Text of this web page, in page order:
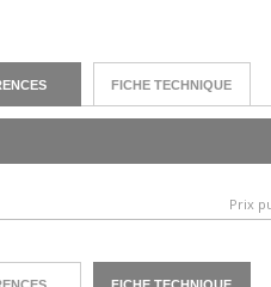
FICHE TECHNIQUE
Prix